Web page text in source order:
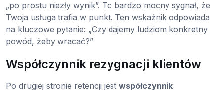
„po prostu niezły wynik”. To bardzo mocny sygnał, że
Twoja usługa trafia w punkt. Ten wskaźnik odpowiada
na kluczowe pytanie: „Czy dajemy ludziom konkretny
powód, żeby wracać?”
Współczynnik rezygnacji klientów
Po drugiej stronie retencji jest współczynnik